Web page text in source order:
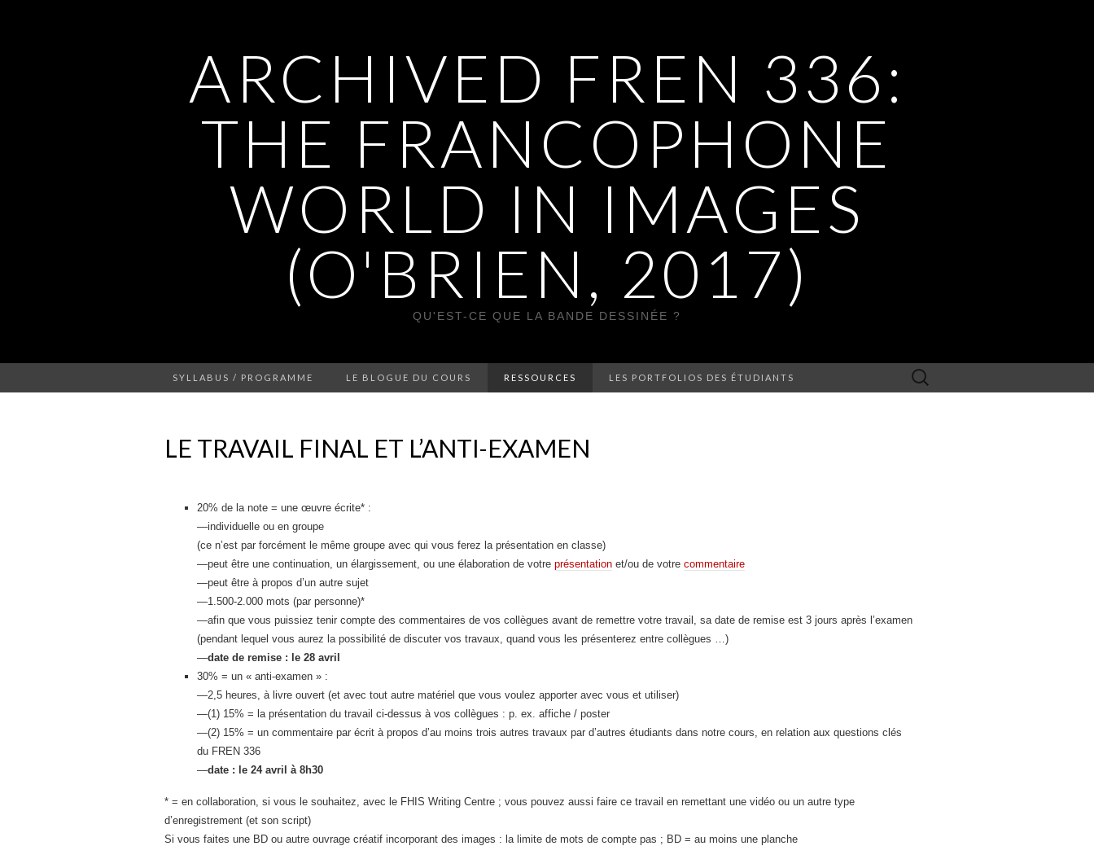
ARCHIVED FREN 336:
THE FRANCOPHONE
WORLD IN IMAGES
(O'BRIEN, 2017)
QU'EST-CE QUE LA BANDE DESSINÉE ?
SYLLABUS / PROGRAMME LE BLOGUE DU COURS RESSOURCES LES PORTFOLIOS DES ÉTUDIANTS Rechercher :
LE TRAVAIL FINAL ET L’ANTI-EXAMEN
20% de la note = une œuvre écrite* :
—individuelle ou en groupe
(ce n’est par forcément le même groupe avec qui vous ferez la présentation en classe)
—peut être une continuation, un élargissement, ou une élaboration de votre présentation et/ou de votre commentaire
—peut être à propos d’un autre sujet
—1.500-2.000 mots (par personne)*
—afin que vous puissiez tenir compte des commentaires de vos collègues avant de remettre votre travail, sa date de remise est 3 jours après l’examen
(pendant lequel vous aurez la possibilité de discuter vos travaux, quand vous les présenterez entre collègues …)
—date de remise : le 28 avril
30% = un « anti-examen » :
—2,5 heures, à livre ouvert (et avec tout autre matériel que vous voulez apporter avec vous et utiliser)
—(1) 15% = la présentation du travail ci-dessus à vos collègues : p. ex. affiche / poster
—(2) 15% = un commentaire par écrit à propos d’au moins trois autres travaux par d’autres étudiants dans notre cours, en relation aux questions clés
du FREN 336
—date : le 24 avril à 8h30
* = en collaboration, si vous le souhaitez, avec le FHIS Writing Centre ; vous pouvez aussi faire ce travail en remettant une vidéo ou un autre type
d’enregistrement (et son script)
Si vous faites une BD ou autre ouvrage créatif incorporant des images : la limite de mots de compte pas ; BD = au moins une planche